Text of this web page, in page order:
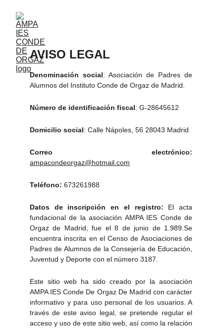
Denominación social: Asociación de Padres de
Alumnos del Instituto Conde de Orgaz de Madrid.
Número de identificación fiscal: G-28645612
Domicilio social: Calle Nápoles, 56 28043 Madrid
Correo electrónico:
ampacondeorgaz@hotmail.com
Teléfono: 673261988
Datos de inscripción en el registro: El acta
fundacional de la asociación AMPA IES Conde de
Orgaz de Madrid, fue el 8 de junio de 1.989.Se
encuentra inscrita en el Censo de Asociaciones de
Padres de Alumnos de la Consejería de Educación,
Juventud y Deporte con el número 3187.
Este sitio web ha sido creado por la asociación
AMPA IES Conde De Orgaz De Madrid con carácter
informativo y para uso personal de los usuarios. A
través de este aviso legal, se pretende regular el
acceso y uso de este sitio web, así como la relación
AVISO LEGAL